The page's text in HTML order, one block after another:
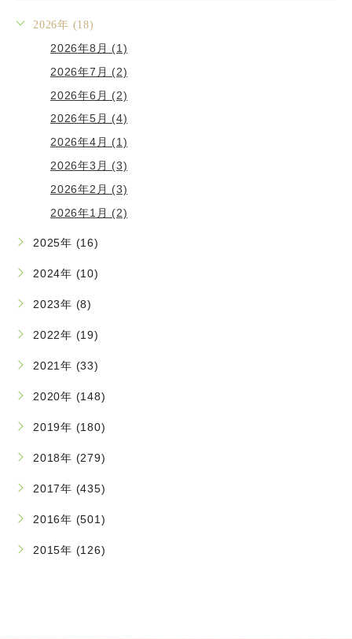
2026年 (18)
2026年8月 (1)
2026年7月 (2)
2026年6月 (2)
2026年5月 (4)
2026年4月 (1)
2026年3月 (3)
2026年2月 (3)
2026年1月 (2)
2025年 (16)
2024年 (10)
2023年 (8)
2022年 (19)
2021年 (33)
2020年 (148)
2019年 (180)
2018年 (279)
2017年 (435)
2016年 (501)
2015年 (126)